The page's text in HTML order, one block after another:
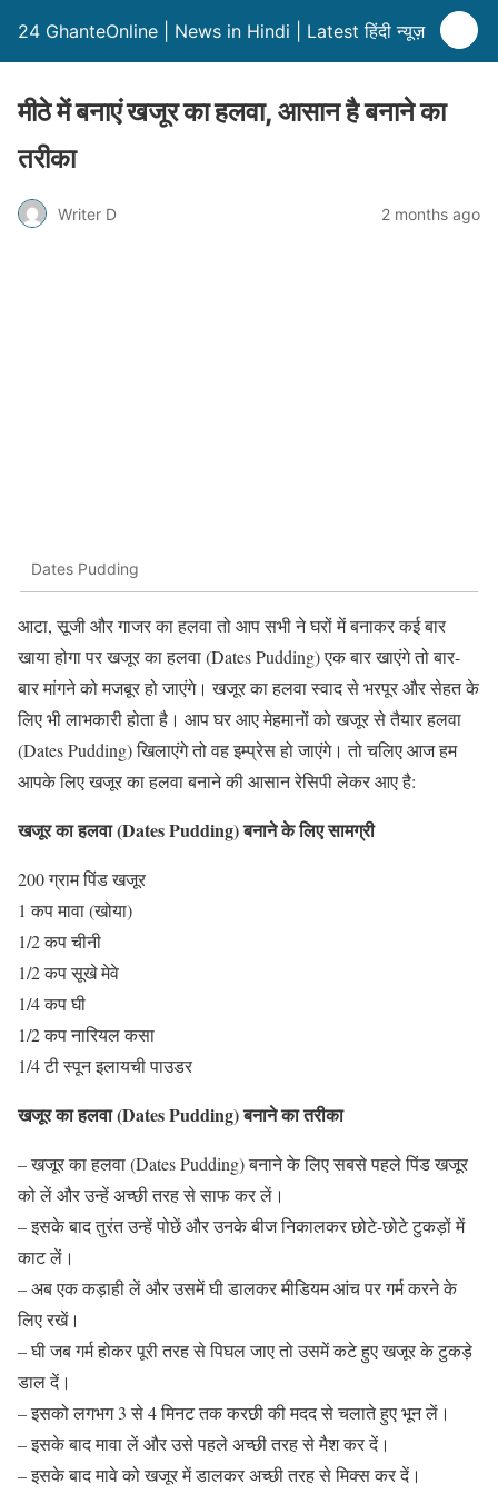
24 GhanteOnline | News in Hindi | Latest हिंदी न्यूज़
मीठे में बनाएं खजूर का हलवा, आसान है बनाने का
तरीका
Writer D 2 months ago
Dates Pudding
आटा, सूजी और गाजर का हलवा तो आप सभी ने घरों में बनाकर कई बार
खाया होगा पर खजूर का हलवा (Dates Pudding) एक बार खाएंगे तो बार-
बार मांगने को मजबूर हो जाएंगे। खजूर का हलवा स्वाद से भरपूर और सेहत के
लिए भी लाभकारी होता है। आप घर आए मेहमानों को खजूर से तैयार हलवा
(Dates Pudding) खिलाएंगे तो वह इम्प्रेस हो जाएंगे। तो चलिए आज हम
आपके लिए खजूर का हलवा बनाने की आसान रेसिपी लेकर आए है:
खजूर का हलवा (Dates Pudding) बनाने के लिए सामग्री
200 ग्राम पिंड खजूर
1 कप मावा (खोया)
1/2 कप चीनी
1/2 कप सूखे मेवे
1/4 कप घी
1/2 कप नारियल कसा
1/4 टी स्पून इलायची पाउडर
खजूर का हलवा (Dates Pudding) बनाने का तरीका
– खजूर का हलवा (Dates Pudding) बनाने के लिए सबसे पहले पिंड खजूर
को लें और उन्हें अच्छी तरह से साफ कर लें।
– इसके बाद तुरंत उन्हें पोछें और उनके बीज निकालकर छोटे-छोटे टुकड़ों में
काट लें।
– अब एक कड़ाही लें और उसमें घी डालकर मीडियम आंच पर गर्म करने के
लिए रखें।
– घी जब गर्म होकर पूरी तरह से पिघल जाए तो उसमें कटे हुए खजूर के टुकड़े
डाल दें।
– इसको लगभग 3 से 4 मिनट तक करछी की मदद से चलाते हुए भून लें।
– इसके बाद मावा लें और उसे पहले अच्छी तरह से मैश कर दें।
– इसके बाद मावे को खजूर में डालकर अच्छी तरह से मिक्स कर दें।